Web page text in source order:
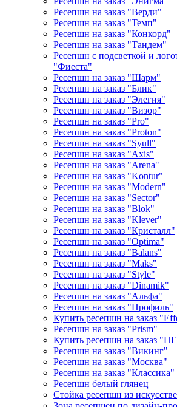
Ресепшн на заказ "Верди"
Ресепшн на заказ "Темп"
Ресепшн на заказ "Конкорд"
Ресепшн на заказ "Тандем"
Ресепшн с подсветкой и
"Фиеста"
Ресепшн на заказ "Шарм"
Ресепшн на заказ "Блик"
Ресепшн на заказ "Элегия"
Ресепшн на заказ "Визор"
Ресепшн на заказ "Pro"
Ресепшн на заказ "Proton"
Ресепшн на заказ "Syull"
Ресепшн на заказ "Axis"
Ресепшн на заказ "Arena"
Ресепшн на заказ "Kontur"
Ресепшн на заказ "Modern"
Ресепшн на заказ "Sector"
Ресепшн на заказ "Blok"
Ресепшн на заказ "Klever"
Ресепшн на заказ "Кристалл"
Ресепшн на заказ "Optima"
Ресепшн на заказ "Balans"
Ресепшн на заказ "Maks"
Ресепшн на заказ "Style"
Ресепшн на заказ "Dinamik"
Ресепшн на заказ "Альфа"
Ресепшн на заказ "Профиль"
Купить ресепшн на заказ
Ресепшн на заказ "Prism"
Купить ресепшн на заказ
Ресепшн на заказ "Викинг"
Ресепшн на заказ "Москва"
Ресепшн на заказ "Классика"
Ресепшн белый глянец
Стойка ресепшн из